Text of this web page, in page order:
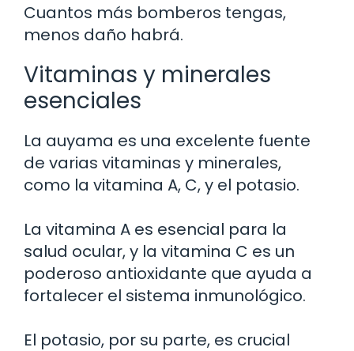
Cuantos más bomberos tengas,
menos daño habrá.
Vitaminas y minerales
esenciales
La auyama es una excelente fuente
de varias vitaminas y minerales,
como la vitamina A, C, y el potasio.
La vitamina A es esencial para la
salud ocular, y la vitamina C es un
poderoso antioxidante que ayuda a
fortalecer el sistema inmunológico.
El potasio, por su parte, es crucial